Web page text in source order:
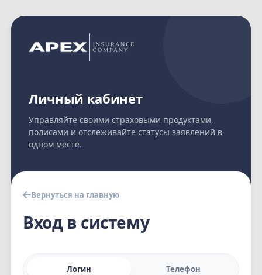
Личный кабинет
Управляйте своими страховыми продуктами,
полисами и отслеживайте статусы заявлений в
одном месте.
Вернуться на главную
Вход в систему
Логин Телефон